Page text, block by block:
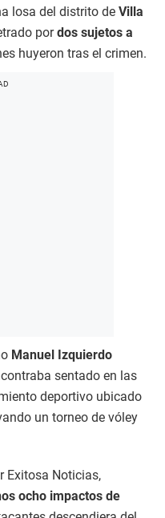
losa del distrito de Villa
pordos sujetos a
huyeron tras el crimen.
Manuel Izquierdo
sentado en las
deportivo ubicado
un torneo de vóley
Exitosa Noticias,
ocho impactos de